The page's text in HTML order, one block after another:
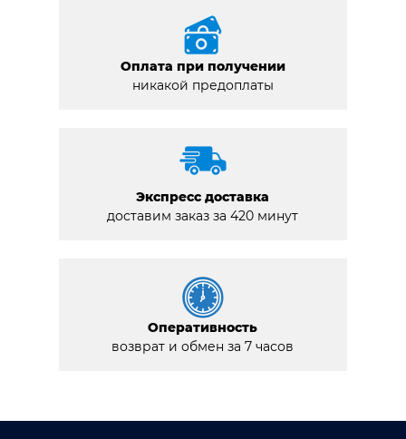
Оплата при получении
никакой предоплаты
Экспресс доставка
доставим заказ за 420 минут
Оперативность
возврат и обмен за 7 часов